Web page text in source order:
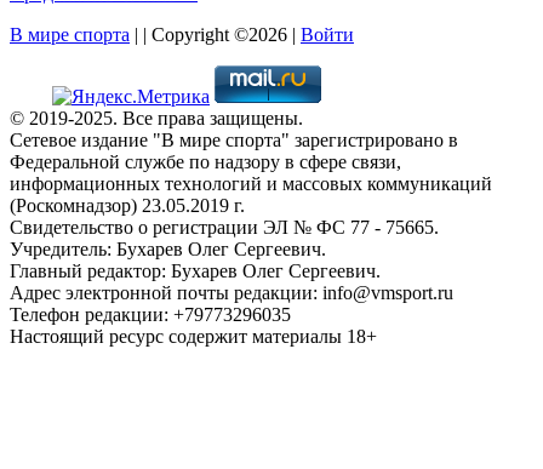
В мире спорта | | Copyright ©2026 | Войти
© 2019-2025. Все права защищены.
Сетевое издание "В мире спорта" зарегистрировано в
Федеральной службе по надзору в сфере связи,
информационных технологий и массовых коммуникаций
(Роскомнадзор) 23.05.2019 г.
Свидетельство о регистрации ЭЛ № ФС 77 - 75665.
Учредитель: Бухарев Олег Сергеевич.
Главный редактор: Бухарев Олег Сергеевич.
Адрес электронной почты редакции: info@vmsport.ru
Телефон редакции: +79773296035
Настоящий ресурс содержит материалы 18+